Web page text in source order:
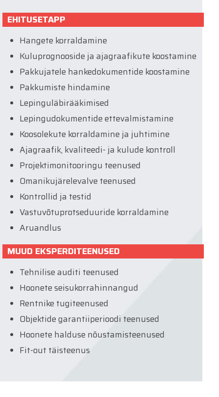
EHITUSETAPP
Hangete korraldamine
Kuluprognooside ja ajagraafikute koostamine
Pakkujatele hankedokumentide koostamine
Pakkumiste hindamine
Lepinguläbirääkimised
Lepingudokumentide ettevalmistamine
Koosolekute korraldamine ja juhtimine
Ajagraafik, kvaliteedi- ja kulude kontroll
Projektimonitooringu teenused
Omanikujärelevalve teenused
Kontrollid ja testid
Vastuvõtuprotseduuride korraldamine
Aruandlus
MUUD EKSPERDITEENUSED
Tehnilise auditi teenused
Hoonete seisukorrahinnangud
Rentnike tugiteenused
Objektide garantiiperioodi teenused
Hoonete halduse nõustamisteenused
Fit-out täisteenus